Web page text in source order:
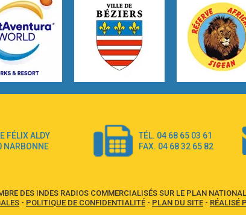
FÉLIX ALDY
NARBONNE
TÉL. 04 68 65 03 61
FAX. 04 68 32 65 82
DES INDES RADIOS COMMERCIALISÉS SUR LE PLAN
- POLITIQUE DE CONFIDENTIALITÉ - PLAN DU SITE - RÉALISÉ